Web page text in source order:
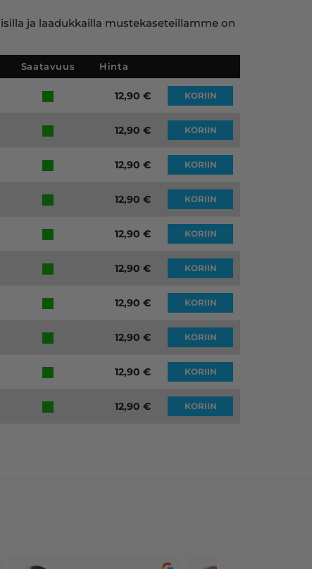
ja laadukkailla mustekaseteillamme on
Saatavuus Hinta
12,90€ KORIIN
12,90€ KORIIN
12,90€ KORIIN
12,90€ KORIIN
12,90€ KORIIN
12,90€ KORIIN
12,90€ KORIIN
12,90€ KORIIN
12,90€ KORIIN
12,90€ KORIIN